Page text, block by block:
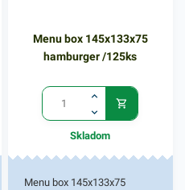
Menu box 145x133x75
hamburger /125ks
Skladom
Menu box 145x133x75